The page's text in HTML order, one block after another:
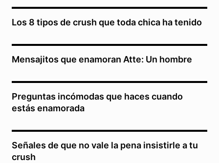
Los 8 tipos de crush que toda chica ha tenido
Mensajitos que enamoran Atte: Un hombre
Preguntas incómodas que haces cuando
estás enamorada
Señales de que no vale la pena insistirle a tu
crush